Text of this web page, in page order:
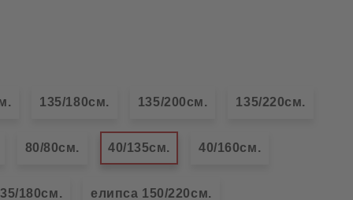
135/180см. 135/200см. 135/220см.
80/80см. 40/135см. 40/160см.
180см. елипса 150/220см.